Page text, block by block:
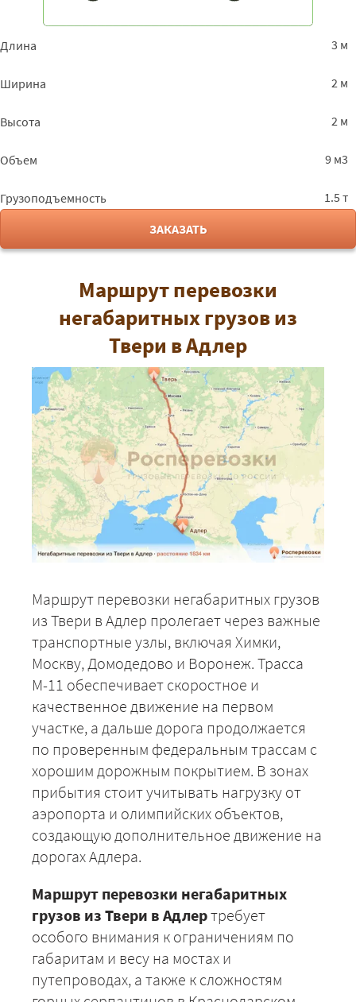
Длина 3 м
Ширина 2 м
Высота 2 м
Объем 9 м3
Грузоподъемность
1.5 т
ЗАКАЗАТЬ
Маршрут перевозки
негабаритных грузов из
Твери в Адлер
Маршрут перевозки негабаритных грузов
из Твери в Адлер пролегает через важные
транспортные узлы, включая Химки,
Москву, Домодедово и Воронеж. Трасса
М-11 обеспечивает скоростное и
качественное движение на первом
участке, а дальше дорога продолжается
по проверенным федеральным трассам с
хорошим дорожным покрытием. В зонах
прибытия стоит учитывать нагрузку от
аэропорта и олимпийских объектов,
создающую дополнительное движение на
дорогах Адлера.
Маршрут перевозки негабаритных
грузов из Твери в Адлертребует
особого внимания к ограничениям по
габаритам и весу на мостах и
путепроводах, а также к сложностям